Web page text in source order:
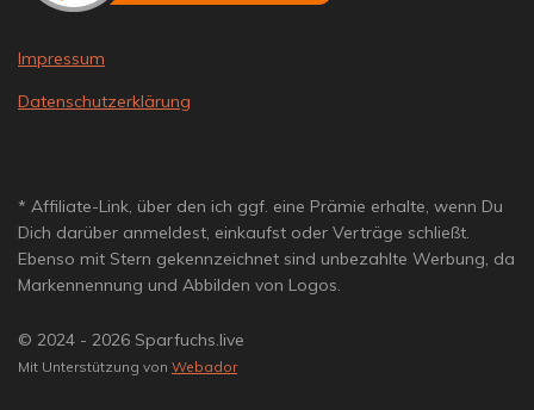
Impressum
Datenschutzerklärung
* Affiliate-Link, über den ich ggf. eine Prämie erhalte, wenn Du
Dich darüber anmeldest, einkaufst oder Verträge schließt.
Ebenso mit Stern gekennzeichnet sind unbezahlte Werbung, da
Markennennung und Abbilden von Logos.
© 2024 - 2026 Sparfuchs.live
Mit Unterstützung von Webador